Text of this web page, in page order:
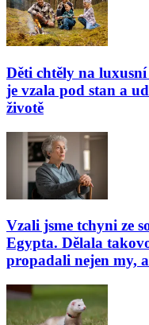
Děti chtěly na
je vzala pod stan a
životě
Vzali jsme tchyni ze
Egypta. Dělala
propadali nejen my,